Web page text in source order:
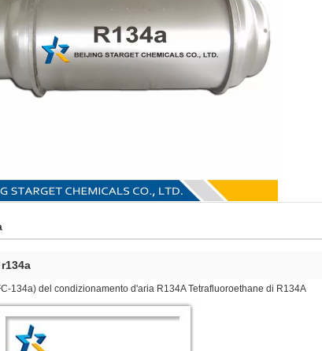
134a) del condizionamento d'aria R134A Tetrafluoroethane di R134A